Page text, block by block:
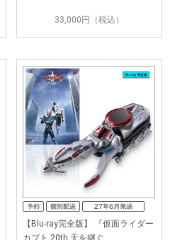
33,000円（税込）
【Blu-ray完全版】 『仮面ライダー
カブト 20th 天を継ぐ…